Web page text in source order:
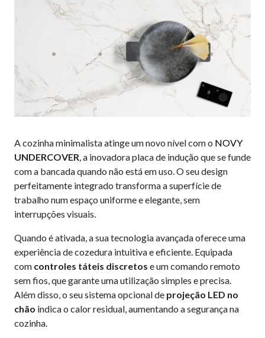
A cozinha minimalista atinge um novo nível com o NOVY
UNDERCOVER, a inovadora placa de indução que se funde
com a bancada quando não está em uso. O seu design
perfeitamente integrado transforma a superfície de
trabalho num espaço uniforme e elegante, sem
interrupções visuais.
Quando é ativada, a sua tecnologia avançada oferece uma
experiência de cozedura intuitiva e eficiente. Equipada
com controles táteis discretos e um comando remoto
sem fios, que garante uma utilização simples e precisa.
Além disso, o seu sistema opcional de projeção LED no
chão indica o calor residual, aumentando a segurança na
cozinha.